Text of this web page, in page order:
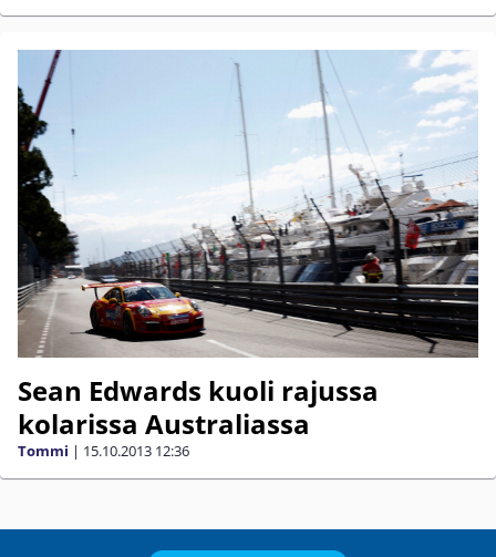
Sean Edwards kuoli rajussa
kolarissa Australiassa
Tommi | 15.10.2013 12:36